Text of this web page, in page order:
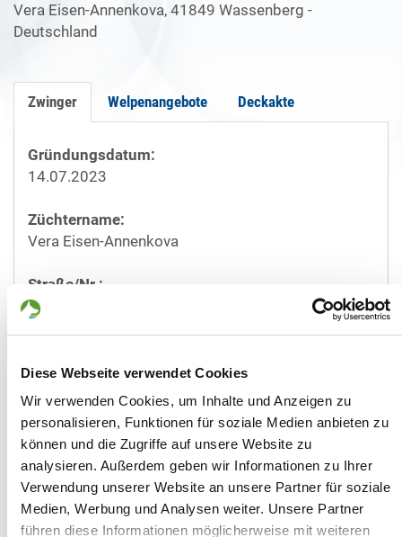
Diese Webseite verwendet Cookies
Wir verwenden Cookies, um Inhalte und Anzeigen zu
personalisieren, Funktionen für soziale Medien anbieten zu
können und die Zugriffe auf unsere Website zu
analysieren. Außerdem geben wir Informationen zu Ihrer
Verwendung unserer Website an unsere Partner für soziale
Medien, Werbung und Analysen weiter. Unsere Partner
führen diese Informationen möglicherweise mit weiteren
Vera Eisen-Annenkova, 41849 Wassenberg -
Deutschland
Zwinger Welpenangebote Deckakte
Gründungsdatum:
14.07.2023
Züchtername:
Vera Eisen-Annenkova
Straße/Nr.:
St.-Johannes-Str. 3
41849 Wassenberg
Deutschland
Telefon:
01724365826